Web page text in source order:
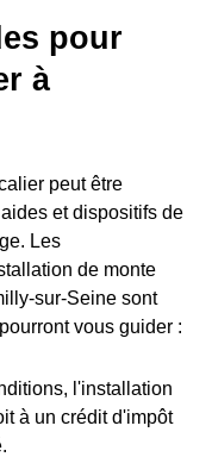
pour
à
peut être
et dispositifs de
Les
de monte
sur-Seine sont
vous guider :
l'installation
à un crédit d'impôt